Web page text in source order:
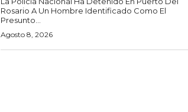
Rosario A Un Hombre Identificado Como El
Presunto...
Agosto 8, 2026